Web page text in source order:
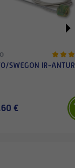
SWEGON IR-
€